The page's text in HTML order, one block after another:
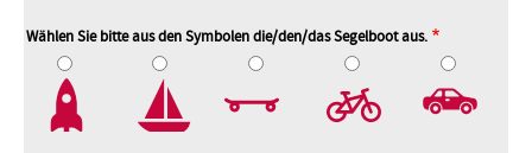
Wählen Sie bitte aus den Symbolen die/den/das Segelboot aus.